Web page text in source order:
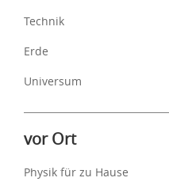
Technik
Erde
Universum
vor Ort
Physik für zu Hause